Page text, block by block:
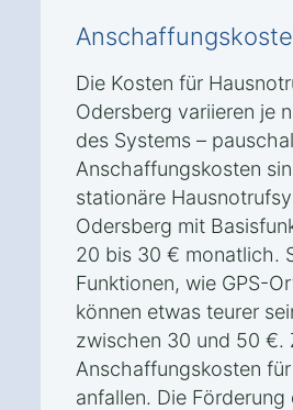
Die Kosten für
Odersberg variieren je
des Systems –
Anschaffungskosten
stationäre
Odersberg mit
20 bis 30 € monatlich.
Funktionen, wie GPS-
können etwas teurer
zwischen 30 und 50 €.
Anschaffungskosten
anfallen. Die